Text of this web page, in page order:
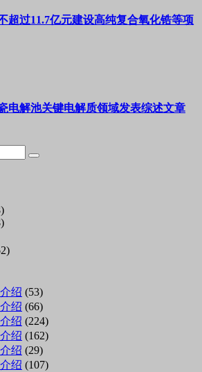
超过11.7亿元建设高纯复合氧化锆等项
电解池关键电解质领域发表综述文章
绍 (53)
绍 (66)
绍 (224)
绍 (162)
绍 (29)
绍 (107)